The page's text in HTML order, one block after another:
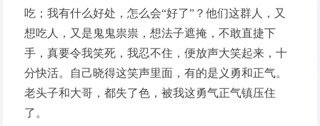
吃；我有什么好处，怎么会“好了”？他们这群人，又
想吃人，又是鬼鬼祟祟，想法子遮掩，不敢直捷下
手，真要令我笑死，我忍不住，便放声大笑起来，十
分快活。自己晓得这笑声里面，有的是义勇和正气。
老头子和大哥，都失了色，被我这勇气正气镇压住
了。